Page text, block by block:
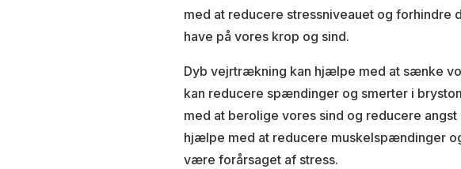
med at reducere stressniveauet og forhindre
have på vores krop og sind.
Dyb vejrtrækning kan hjælpe med at sænke
kan reducere spændinger og smerter i
med at berolige vores sind og reducere
hjælpe med at reducere muskelspændinger
være forårsaget af stress.